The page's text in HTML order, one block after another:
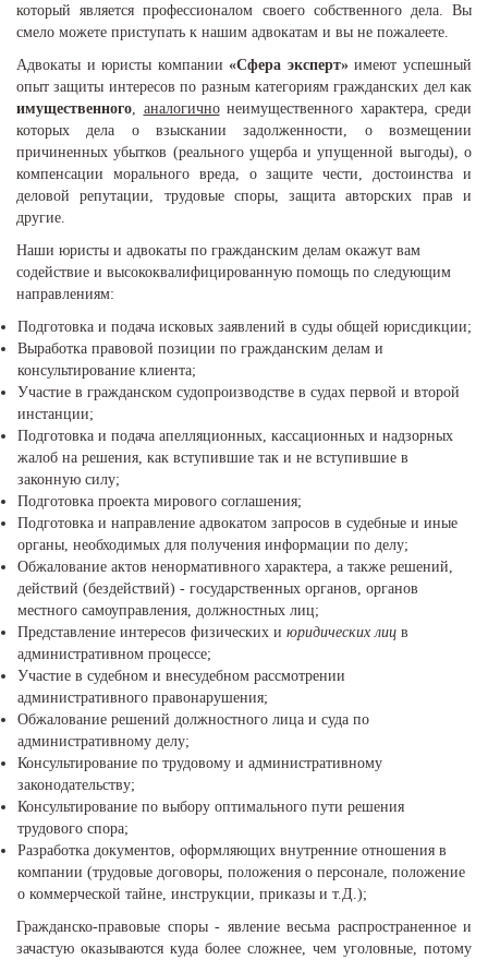
который является профессионалом своего собственного дела. Вы
смело можете приступать к нашим адвокатам и вы не пожалеете.
Адвокаты и юристы компании«Сфера эксперт»имеют успешный
опыт защиты интересов по разным категориям гражданских дел как
имущественного
аналогичнонеимущественного характера, среди
которых дела о взыскании задолженности, о возмещении
причиненных убытков (реального ущерба и упущенной выгоды), о
компенсации морального вреда, о защите чести, достоинства и
деловой репутации, трудовые споры, защита авторских прав и
другие.
Наши юристы и адвокаты по гражданским делам окажут вам
содействие и высококвалифицированную помощь по следующим
направлениям:
Подготовка и подача исковых заявлений в суды общей юрисдикции;
Выработка правовой позиции по гражданским делам и
консультирование клиента;
Участие в гражданском судопроизводстве в судах первой и второй
инстанции;
Подготовка и подача апелляционных, кассационных и надзорных
жалоб на решения, как вступившие так и не вступившие в
законную силу;
Подготовка проекта мирового соглашения;
Подготовка и направление адвокатом запросов в судебные и иные
органы, необходимых для получения информации по делу;
Обжалование актов ненормативного характера, а также решений,
действий (бездействий) - государственных органов, органов
местного самоуправления, должностных лиц;
Представление интересов физических и юридических лиц в
административном процессе;
Участие в судебном и внесудебном рассмотрении
административного правонарушения;
Обжалование решений должностного лица и суда по
административному делу;
Консультирование по трудовому и административному
законодательству;
Консультирование по выбору оптимального пути решения
трудового спора;
Разработка документов, оформляющих внутренние отношения в
компании (трудовые договоры, положения о персонале, положение
о коммерческой тайне, инструкции, приказы и т.Д.);
Гражданско-правовые споры - явление весьма распространенное и
зачастую оказываются куда более сложнее, чем уголовные, потому